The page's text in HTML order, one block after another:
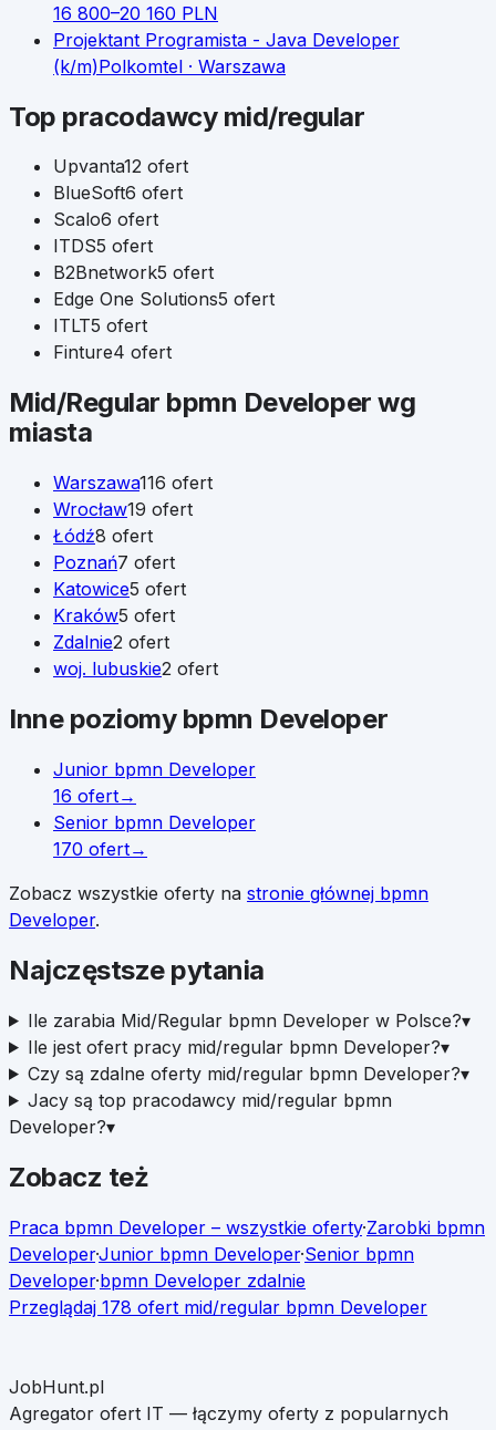
16 800–20 160 PLN
Projektant Programista - Java Developer
(k/m)Polkomtel · Warszawa
Top pracodawcy mid/regular
Upvanta12 ofert
BlueSoft6 ofert
Scalo6 ofert
ITDS5 ofert
B2Bnetwork5 ofert
Edge One Solutions5 ofert
ITLT5 ofert
Finture4 ofert
Mid/Regular bpmn Developer wg
miasta
Warszawa116 ofert
Wrocław19 ofert
Łódź8 ofert
Poznań7 ofert
Katowice5 ofert
Kraków5 ofert
Zdalnie2 ofert
woj. lubuskie2 ofert
Inne poziomy bpmn Developer
Junior bpmn Developer
16 ofert→
Senior bpmn Developer
170 ofert→
Zobacz wszystkie oferty na stronie głównej bpmn
Developer.
Najczęstsze pytania
Ile zarabia Mid/Regular bpmn Developer w Polsce?▾
Ile jest ofert pracy mid/regular bpmn Developer?▾
Czy są zdalne oferty mid/regular bpmn Developer?▾
Jacy są top pracodawcy mid/regular bpmn
Developer?▾
Zobacz też
Praca bpmn Developer – wszystkie oferty·Zarobki bpmn
Developer·Junior bpmn Developer·Senior bpmn
Developer·bpmn Developer zdalnie
Przeglądaj 178 ofert mid/regular bpmn Developer
JobHunt.pl
Agregator ofert IT — łączymy oferty z popularnych